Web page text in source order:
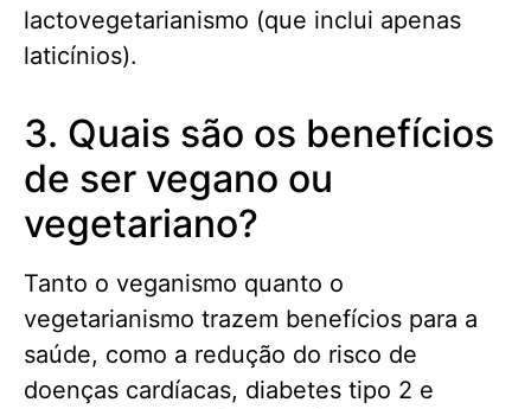
lactovegetarianismo (que inclui apenas
laticínios).
3. Quais são os benefícios
de ser vegano ou
vegetariano?
Tanto o veganismo quanto o
vegetarianismo trazem benefícios para a
saúde, como a redução do risco de
doenças cardíacas, diabetes tipo 2 e